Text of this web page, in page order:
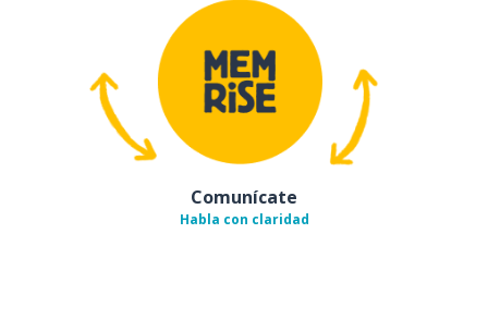
Comunícate
Habla con claridad